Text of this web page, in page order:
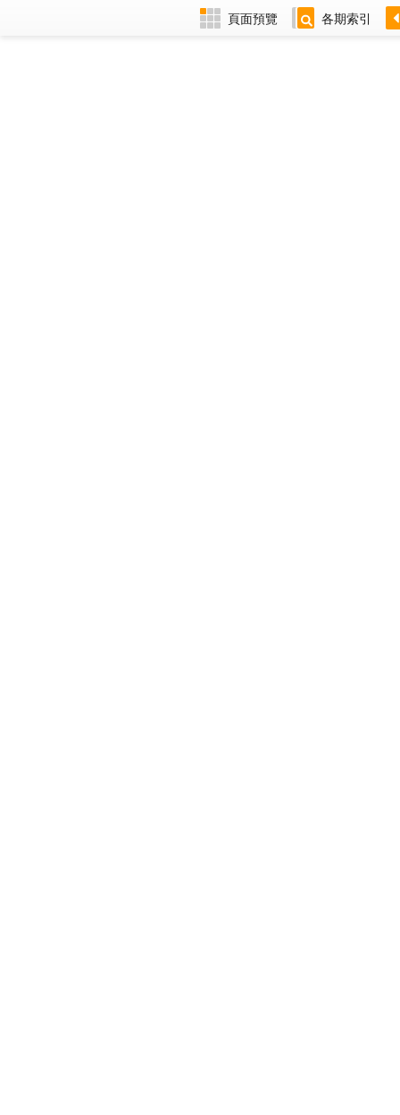
頁面預覽 各期索引